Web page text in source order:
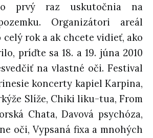
prvý raz uskutočnia na
Organizátori areál
rok a ak chcete vidieť, ako
príďte sa 18. a 19. júna 2010
na vlastné oči. Festival
koncerty kapiel Karpina,
Slíže, Chiki liku-tua, From
Chata, Davová psychóza,
oči, Vypsaná fixa a mnohých